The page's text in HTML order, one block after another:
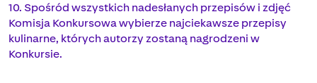
10. Spośród wszystkich nadesłanych przepisów i zdjęć
Komisja Konkursowa wybierze najciekawsze przepisy
kulinarne, których autorzy zostaną nagrodzeni w
Konkursie.